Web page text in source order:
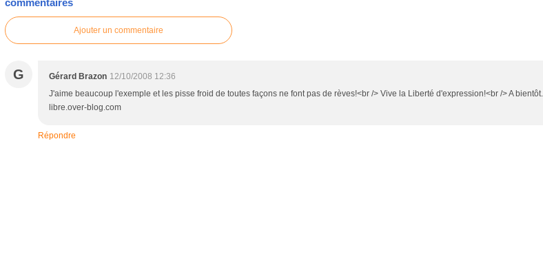
Ajouter un commentaire
G Gérard Brazon 12/10/2008 12:36
J'aime beaucoup l'exemple et les pisse froid de toutes façons ne font pas de rèves!<br /> Vive la Liberté d'expression!<br /> A
libre.over-blog.com
Répondre